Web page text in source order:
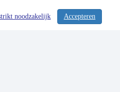
/ 357
Accepteren
noodzakelijk